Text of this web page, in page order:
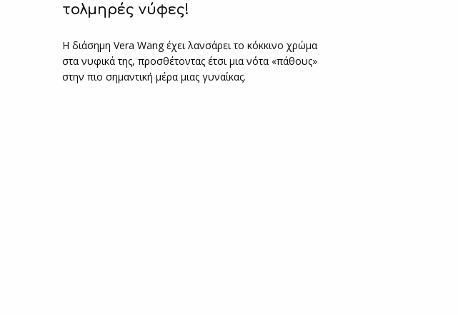
τολμηρές νύφες!
Η διάσημη Vera Wang έχει λανσάρει το κόκκινο χρώμα
στα νυφικά της, προσθέτοντας έτσι μια νότα «πάθους»
στην πιο σημαντική μέρα μιας γυναίκας.